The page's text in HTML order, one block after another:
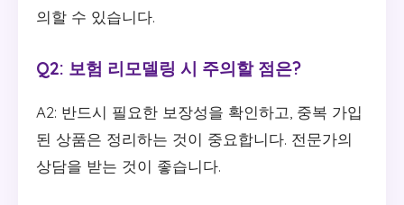
의할 수 있습니다.
Q2: 보험 리모델링 시 주의할 점은?
A2: 반드시 필요한 보장성을 확인하고, 중복 가입
된 상품은 정리하는 것이 중요합니다. 전문가의
상담을 받는 것이 좋습니다.